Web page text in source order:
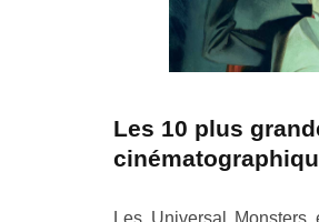
Les 10 plus